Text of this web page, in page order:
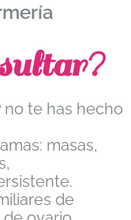
no te has hecho
masas,
de